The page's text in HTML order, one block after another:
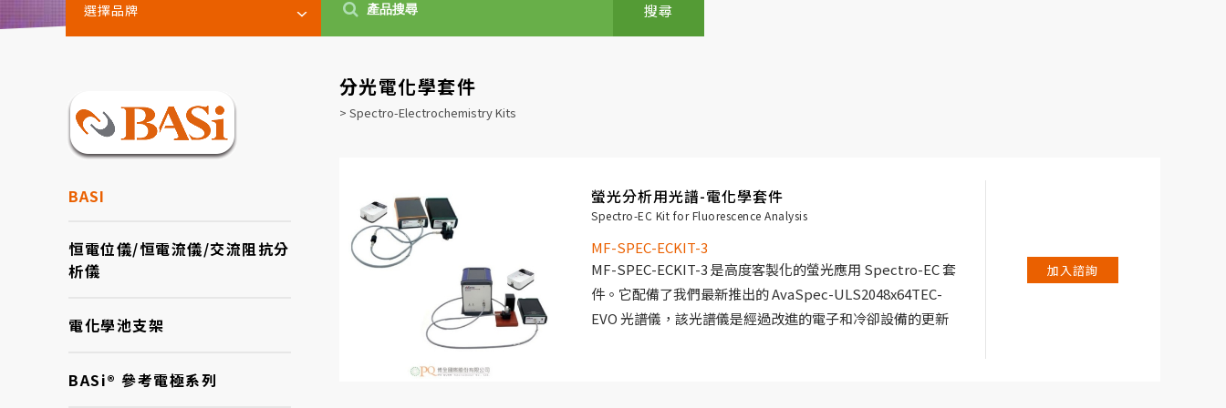
選擇品牌 搜尋
BASI
恒電位儀/恒電流儀/交流阻抗分
析儀
電化學池支架
BASi® 參考電極系列
分光電化學套件
> Spectro-Electrochemistry Kits
螢光分析用光譜-電化學套件
Spectro-EC Kit for Fluorescence Analysis
MF-SPEC-ECKIT-3
MF-SPEC-ECKIT-3 是高度客製化的螢光應用 Spectro-EC 套
件。它配備了我們最新推出的 AvaSpec-ULS2048x64TEC-
EVO 光譜儀，該光譜儀是經過改進的電子和冷卻設備的更新
加入諮詢